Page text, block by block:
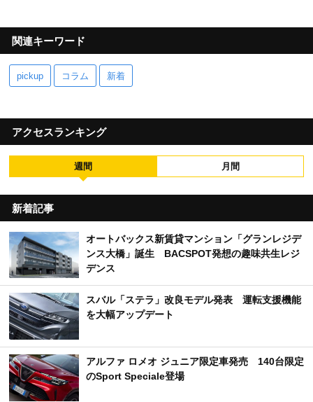
関連キーワード
pickup コラム 新着
アクセスランキング
週間 月間
新着記事
オートバックス新賃貸マンション「グランレジデ
ンス大橋」誕生 BACSPOT発想の趣味共生レジ
デンス
スバル「ステラ」改良モデル発表 運転支援機能
を大幅アップデート
アルファ ロメオ ジュニア限定車発売 140台限定
のSport Speciale登場